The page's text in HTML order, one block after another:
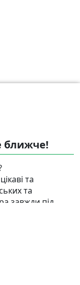
ближче!
та
та
завжди під